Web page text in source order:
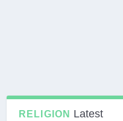
RELIGION Latest